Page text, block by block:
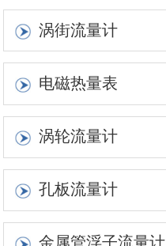
涡街流量计
电磁热量表
涡轮流量计
孔板流量计